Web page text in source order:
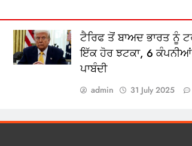
ਟੈਰਿਫ ਤੋਂ ਬਾਅਦ ਭਾਰਤ ਨੂੰ
ਇੱਕ ਹੋਰ ਝਟਕਾ, 6
ਪਾਬੰਦੀ
admin 31 July 2025